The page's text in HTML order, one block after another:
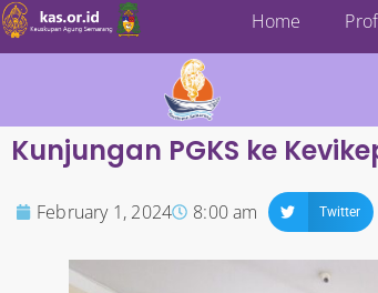
Home
Kunjungan PGKS ke
February 1, 2024 8:00 am Twitter